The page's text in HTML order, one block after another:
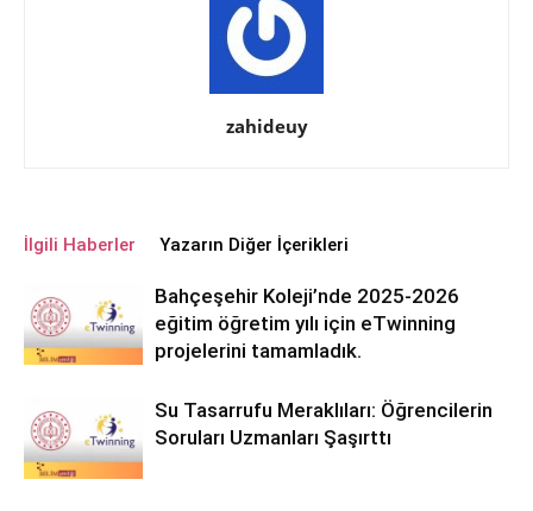
zahideuy
İlgili Haberler Yazarın Diğer İçerikleri
Bahçeşehir Koleji’nde 2025-2026
eğitim öğretim yılı için eTwinning
projelerini tamamladık.
Su Tasarrufu Meraklıları: Öğrencilerin
Soruları Uzmanları Şaşırttı